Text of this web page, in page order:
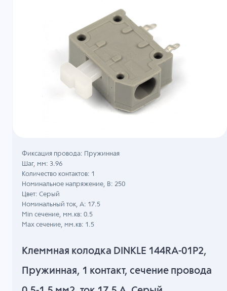
Клеммная колодка DINKLE 144RA-01P2,
Пружинная, 1 контакт, сечение провода
Фиксация провода: Пружинная
Шаг, мм: 3.96
Количество контактов: 1
Номинальное напряжение, B: 250
Цвет: Серый
Номинальный ток, А: 17.5
Min сечение, мм.кв: 0.5
Max сечение, мм.кв: 1.5